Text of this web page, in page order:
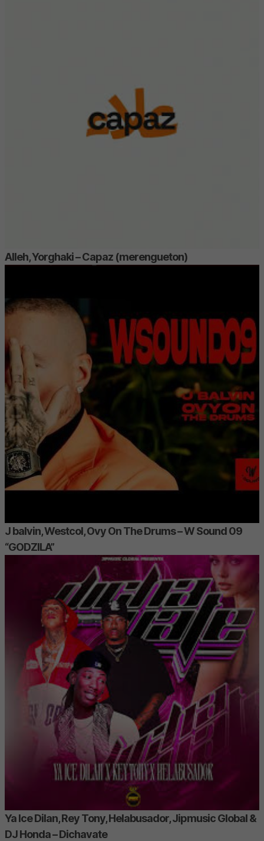
Alleh, Yorghaki – Capaz (merengueton)
J balvin, Westcol, Ovy On The Drums – W Sound 09
“GODZILA”
Ya Ice Dilan, Rey Tony, Helabusador, Jipmusic Global &
DJ Honda – Dichavate